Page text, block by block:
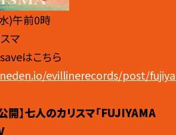
)午前0時
マ
はこちら
evillinerecords/post/
開】七人のカリスマ「FUJIYAMA